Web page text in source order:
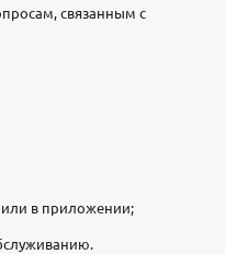
связанным с
или в приложении;